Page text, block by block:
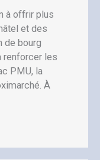
à offrir plus
et des
de bourg
renforcer les
PMU, la
À